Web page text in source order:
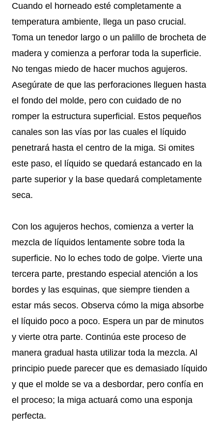
Cuando el horneado esté completamente a
temperatura ambiente, llega un paso crucial.
Toma un tenedor largo o un palillo de brocheta de
madera y comienza a perforar toda la superficie.
No tengas miedo de hacer muchos agujeros.
Asegúrate de que las perforaciones lleguen hasta
el fondo del molde, pero con cuidado de no
romper la estructura superficial. Estos pequeños
canales son las vías por las cuales el líquido
penetrará hasta el centro de la miga. Si omites
este paso, el líquido se quedará estancado en la
parte superior y la base quedará completamente
seca.
Con los agujeros hechos, comienza a verter la
mezcla de líquidos lentamente sobre toda la
superficie. No lo eches todo de golpe. Vierte una
tercera parte, prestando especial atención a los
bordes y las esquinas, que siempre tienden a
estar más secos. Observa cómo la miga absorbe
el líquido poco a poco. Espera un par de minutos
y vierte otra parte. Continúa este proceso de
manera gradual hasta utilizar toda la mezcla. Al
principio puede parecer que es demasiado líquido
y que el molde se va a desbordar, pero confía en
el proceso; la miga actuará como una esponja
perfecta.